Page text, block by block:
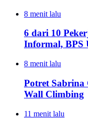
8 menit lalu
6 dari 10
Informal, BPS
8 menit lalu
Potret Sabrina
Wall Climbing
11 menit lalu